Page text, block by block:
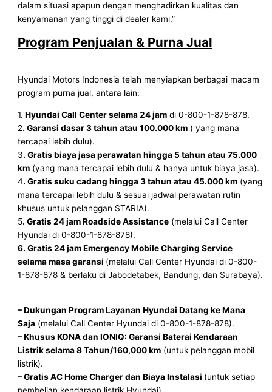
dalam situasi apapun dengan menghadirkan kualitas dan
kenyamanan yang tinggi di dealer kami.”
Program Penjualan & Purna Jual
Hyundai Motors Indonesia telah menyiapkan berbagai macam
program purna jual, antara lain:
1. Hyundai Call Center selama 24 jam di 0-800-1-878-878.
2. Garansi dasar 3 tahun atau 100.000 km ( yang mana
tercapai lebih dulu).
3. Gratis biaya jasa perawatan hingga 5 tahun atau 75.000
km (yang mana tercapai lebih dulu & hanya untuk biaya jasa).
4. Gratis suku cadang hingga 3 tahun atau 45.000 km (yang
mana tercapai lebih dulu & sesuai jadwal perawatan rutin
khusus untuk pelanggan STARIA).
5. Gratis 24 jam Roadside Assistance (melalui Call Center
Hyundai di 0-800-1-878-878).
6. Gratis 24 jam Emergency Mobile Charging Service
selama masa garansi (melalui Call Center Hyundai di 0-800-
1-878-878 & berlaku di Jabodetabek, Bandung, dan Surabaya).
– Dukungan Program Layanan Hyundai Datang ke Mana
Saja (melalui Call Center Hyundai di 0-800-1-878-878).
– Khusus KONA dan IONIQ: Garansi Baterai Kendaraan
Listrik selama 8 Tahun/160,000 km (untuk pelanggan mobil
listrik).
– Gratis AC Home Charger dan Biaya Instalasi (untuk setiap
pembelian kendaraan listrik Hyundai).